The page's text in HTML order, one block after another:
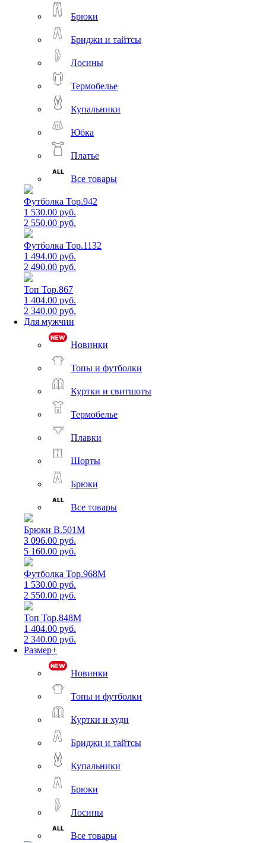
Брюки
Бриджи и тайтсы
Лосины
Термобелье
Купальники
Юбка
Платье
Все товары
Футболка Top.942
1 530.00 руб.
2 550.00 руб.
Футболка Top.1132
1 494.00 руб.
2 490.00 руб.
Топ Top.867
1 404.00 руб.
2 340.00 руб.
Для мужчин
Новинки
Топы и футболки
Куртки и свитшоты
Термобелье
Плавки
Шорты
Брюки
Все товары
Брюки B.501M
3 096.00 руб.
5 160.00 руб.
Футболка Top.968M
1 530.00 руб.
2 550.00 руб.
Топ Top.848M
1 404.00 руб.
2 340.00 руб.
Размер+
Новинки
Топы и футболки
Куртки и худи
Бриджи и тайтсы
Купальники
Брюки
Лосины
Все товары